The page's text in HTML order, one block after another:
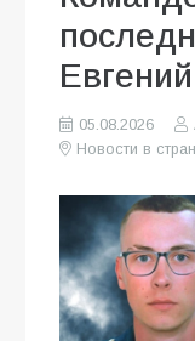
05.08.2026
Новости в